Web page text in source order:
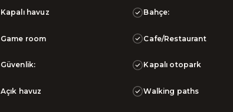
Kapalı havuz Bahçe:
Game room Cafe/Restaurant
Güvenlik: Kapalı otopark
Açık havuz Walking paths